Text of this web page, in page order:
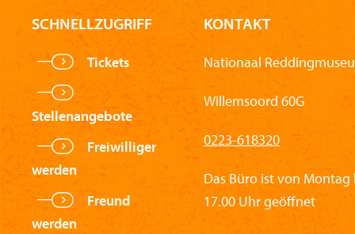
SCHNELLZUGRIFF
Tickets
Stellenangebote
Freiwilliger
werden
Freund
werden
KONTAKT
Nationaal
Willemsoord 60G
0223-618320
Das Büro ist von
17.00 Uhr geöffnet